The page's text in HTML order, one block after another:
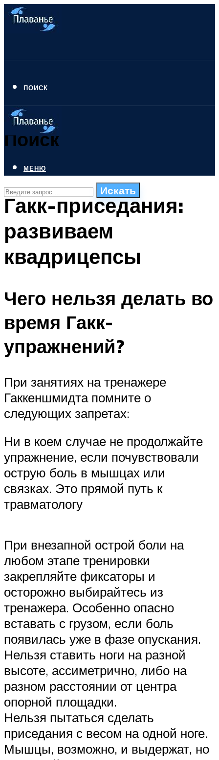
ПОИСК
Поиск
Искать
СТИЛИ ПЛАВАНЬЯ
ПЛАВАНЬЕ ДЛЯ ДЕТЕЙ
БАССЕЙН ДЛЯ ДОМА
МЕНЮ
МЕНЮ
Гакк-приседания:
развиваем
квадрицепсы
Чего нельзя делать во
время Гакк-
упражнений?
При занятиях на тренажере
Гаккеншмидта помните о
следующих запретах:
Ни в коем случае не продолжайте
упражнение, если почувствовали
острую боль в мышцах или
связках. Это прямой путь к
травматологу
При внезапной острой боли на
любом этапе тренировки
закрепляйте фиксаторы и
осторожно выбирайтесь из
тренажера. Особенно опасно
вставать с грузом, если боль
появилась уже в фазе опускания.
Нельзя ставить ноги на разной
высоте, ассиметрично, либо на
разном расстоянии от центра
опорной площадки.
Нельзя пытаться сделать
приседания с весом на одной ноге.
Мышцы, возможно, и выдержат, но